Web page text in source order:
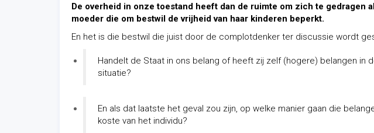
De overheid in onze toestand heeft dan de ruimte om zich te gedragen
moeder die om bestwil de vrijheid van haar kinderen beperkt.
En het is die bestwil die juist door de complotdenker ter discussie wordt
Handelt de Staat in ons belang of heeft zij zelf (hogere) belangen in
situatie?
En als dat laatste het geval zou zijn, op welke manier gaan die
koste van het individu?